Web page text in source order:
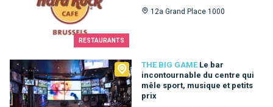
RESTAURANTS
12a Grand Place 1000
THE BIG GAME Le bar
incontournable du centre qui
mêle sport, musique et petits
prix
The Big Game